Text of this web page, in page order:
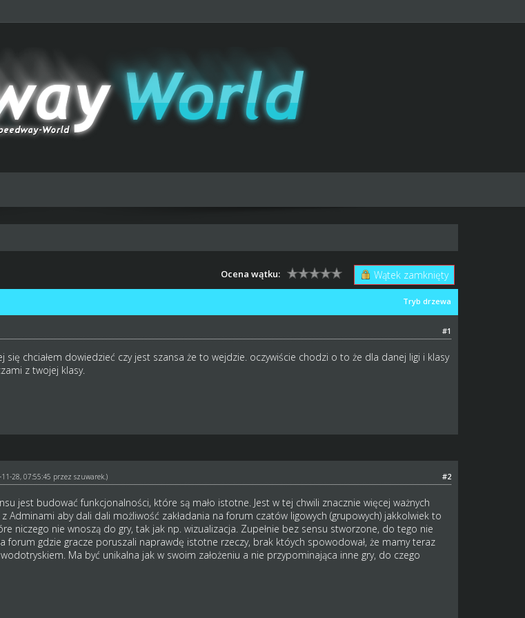
Wątek zamknięty
Ocena wątku:
Tryb drzewa
#1
chciałem dowiedzieć czy jest szansa że to wejdzie. oczywiście chodzi o to że dla danej ligi i klasy
z twojej klasy.
#2
28, 07:55:45 przez szuwarek.)
jest budować funkcjonalności, które są mało istotne. Jest w tej chwili znacznie więcej ważnych
Adminami aby dali dali możliwość zakładania na forum czatów ligowych (grupowych) jakkolwiek to
niczego nie wnoszą do gry, tak jak np. wizualizacja. Zupełnie bez sensu stworzone, do tego nie
forum gdzie gracze poruszali naprawdę istotne rzeczy, brak któych spowodował, że mamy teraz
Ma być unikalna jak w swoim założeniu a nie przypominająca inne gry, do czego